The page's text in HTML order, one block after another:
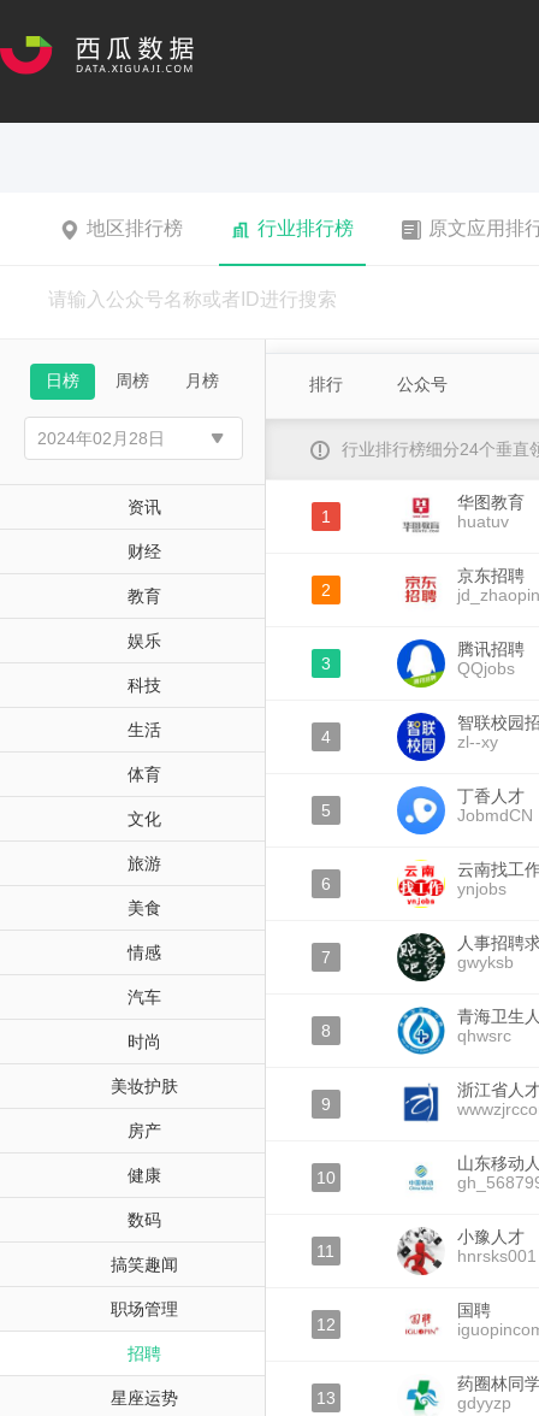
地区排行榜 行业排行榜 原文应用排
日榜 周榜 月榜
资讯
财经
教育
娱乐
科技
生活
体育
文化
旅游
美食
情感
汽车
时尚
美妆护肤
房产
健康
数码
搞笑趣闻
职场管理
招聘
星座运势
排行 公众号
行业排行榜细分24个垂直
1
华图教育
huatuv
2
京东招聘
jd_zhaopin
3
腾讯招聘
QQjobs
4
智联校园
zl--xy
5
丁香人才
JobmdCN
6
云南找工
ynjobs
7
人事招聘
gwyksb
8
青海卫生
qhwsrc
9
浙江省人
10
山东移动
11
小豫人才
hnrsks001
12
国聘
13
药圈林同
gdyyzp